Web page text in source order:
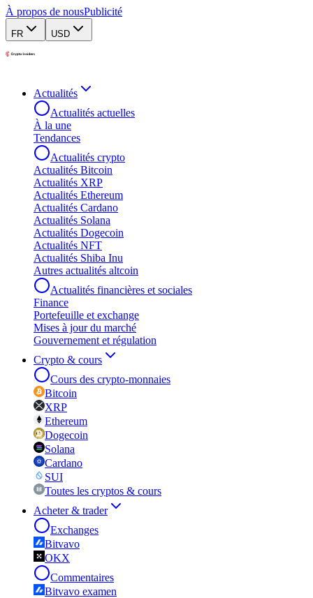
À propos de nousPublicité
FR USD
Actualités
Actualités actuelles
À la une
Tendances
Actualités crypto
Actualités Bitcoin
Actualités XRP
Actualités Ethereum
Actualités Cardano
Actualités Solana
Actualités Dogecoin
Actualités NFT
Actualités Shiba Inu
Autres actualités altcoin
Actualités financières et sociales
Finance
Portefeuille et exchange
Mises à jour du marché
Gouvernement et régulation
Crypto & cours
Cours des crypto-monnaies
Bitcoin
XRP
Ethereum
Dogecoin
Solana
Cardano
SUI
Toutes les cryptos & cours
Acheter & trader
Exchanges
Bitvavo
OKX
Commentaires
Bitvavo examen